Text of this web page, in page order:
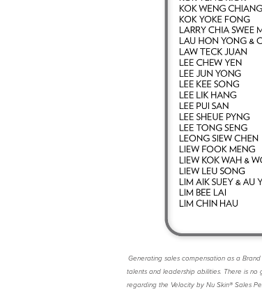
Generating sales compensation as a
talents and leadership abilities. There is
regarding the Velocity by Nu Skin® Sales